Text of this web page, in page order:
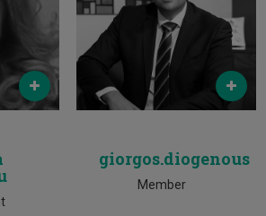
despoina.miltiadou@cut.ac.cy
Phone
2500 2590
giorgos.diogenous
Member